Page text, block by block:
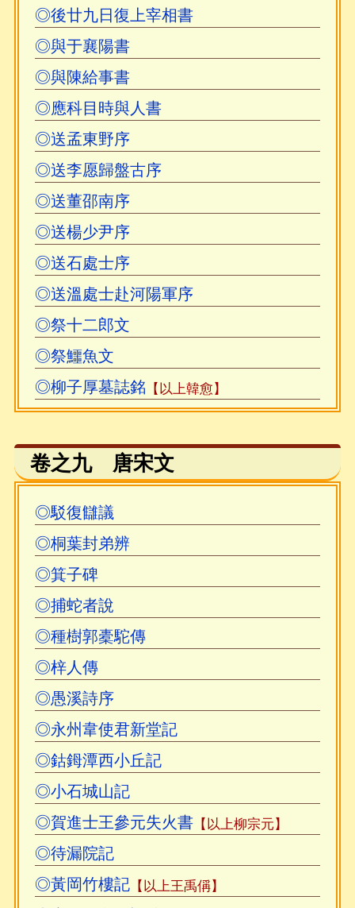
◎後廿九日復上宰相書
◎與于襄陽書
◎與陳給事書
◎應科目時與人書
◎送孟東野序
◎送李愿歸盤古序
◎送董邵南序
◎送楊少尹序
◎送石處士序
◎送溫處士赴河陽軍序
◎祭十二郎文
◎祭鱷魚文
◎柳子厚墓誌銘 【以上韓愈】
卷之九 唐宋文
◎駁復讎議
◎桐葉封弟辨
◎箕子碑
◎捕蛇者說
◎種樹郭橐駝傳
◎梓人傳
◎愚溪詩序
◎永州韋使君新堂記
◎鈷鉧潭西小丘記
◎小石城山記
◎賀進士王參元失火書【以上柳宗元】
◎待漏院記
◎黃岡竹樓記【以上王禹偁】